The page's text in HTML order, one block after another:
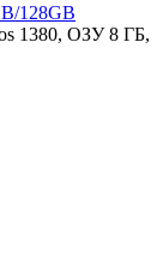
128GB
1380, ОЗУ 8 ГБ,